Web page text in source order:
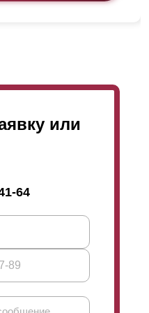
для производства
стоимость
отличаться от
изнанкой. Эту
вариантом
выглядит
Поскольку
расход стали
по стоимости
более симпатично,
или
64